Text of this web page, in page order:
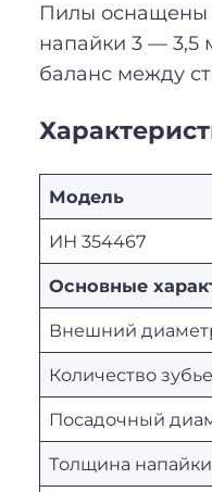
Пилы оснащены
напайки 3 — 3,5
баланс между
Модель
ИН 354467
Основные
Внешний
Количество
Посадочный
Толщина